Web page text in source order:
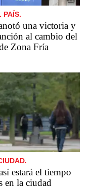
PAÍS.
una victoria y
al cambio del
Zona Fría
estará el tiempo
en la ciudad